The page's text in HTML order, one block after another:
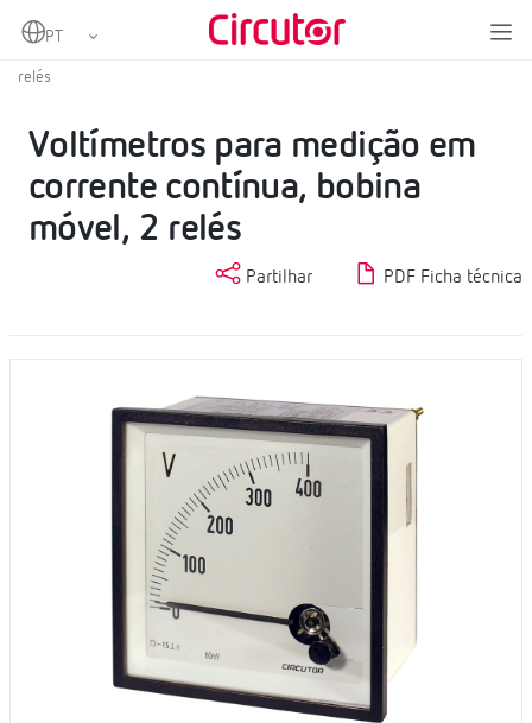
Home Instrumentação analógica
relés
Voltímetros para medição em
corrente contínua, bobina
móvel, 2 relés
Partilhar PDF Ficha técnica